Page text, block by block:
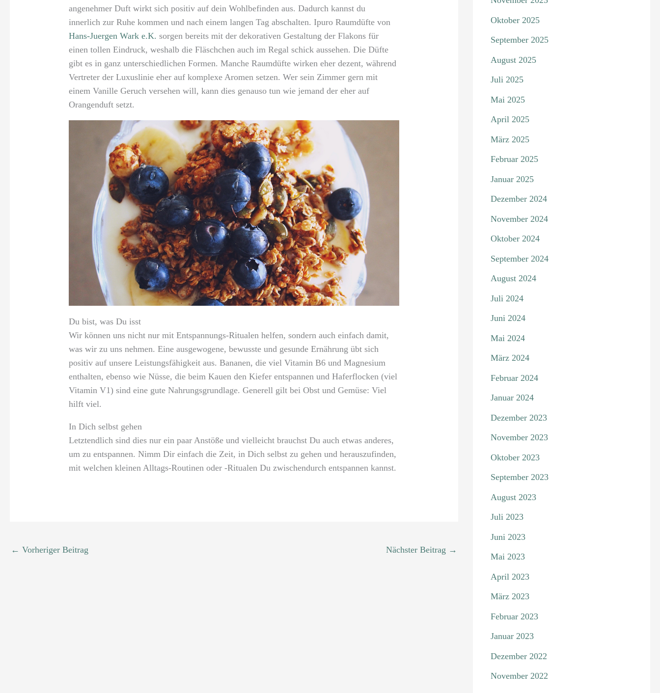
angenehmer Duft wirkt sich positiv auf dein Wohlbefinden aus. Dadurch kannst du
innerlich zur Ruhe kommen und nach einem langen Tag abschalten. Ipuro Raumdüfte von
Hans-Juergen Wark e.K. sorgen bereits mit der dekorativen Gestaltung der Flakons für
einen tollen Eindruck, weshalb die Fläschchen auch im Regal schick aussehen. Die Düfte
gibt es in ganz unterschiedlichen Formen. Manche Raumdüfte wirken eher dezent, während
Vertreter der Luxuslinie eher auf komplexe Aromen setzen. Wer sein Zimmer gern mit
einem Vanille Geruch versehen will, kann dies genauso tun wie jemand der eher auf
Orangenduft setzt.
Du bist, was Du isst
Wir können uns nicht nur mit Entspannungs-Ritualen helfen, sondern auch einfach damit,
was wir zu uns nehmen. Eine ausgewogene, bewusste und gesunde Ernährung übt sich
positiv auf unsere Leistungsfähigkeit aus. Bananen, die viel Vitamin B6 und Magnesium
enthalten, ebenso wie Nüsse, die beim Kauen den Kiefer entspannen und Haferflocken (viel
Vitamin V1) sind eine gute Nahrungsgrundlage. Generell gilt bei Obst und Gemüse: Viel
hilft viel.
In Dich selbst gehen
Letztendlich sind dies nur ein paar Anstöße und vielleicht brauchst Du auch etwas anderes,
um zu entspannen. Nimm Dir einfach die Zeit, in Dich selbst zu gehen und herauszufinden,
mit welchen kleinen Alltags-Routinen oder -Ritualen Du zwischendurch entspannen kannst.
← Vorheriger Beitrag Nächster Beitrag →
Oktober 2025
September 2025
August 2025
Juli 2025
Mai 2025
April 2025
März 2025
Februar 2025
Januar 2025
Dezember 2024
November 2024
Oktober 2024
September 2024
August 2024
Juli 2024
Juni 2024
Mai 2024
März 2024
Februar 2024
Januar 2024
Dezember 2023
November 2023
Oktober 2023
September 2023
August 2023
Juli 2023
Juni 2023
Mai 2023
April 2023
März 2023
Februar 2023
Januar 2023
Dezember 2022
November 2022